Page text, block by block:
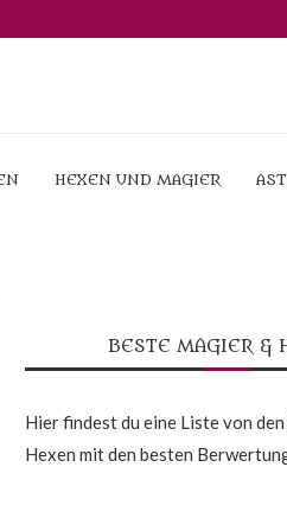
HEXEN UND MAGIER
BESTE MAGIER &
Hier findest du eine Liste von
Hexen mit den besten